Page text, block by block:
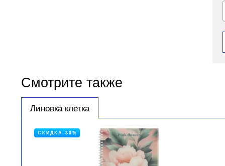
Смотрите также
Линовка клетка
СКИДКА 30%